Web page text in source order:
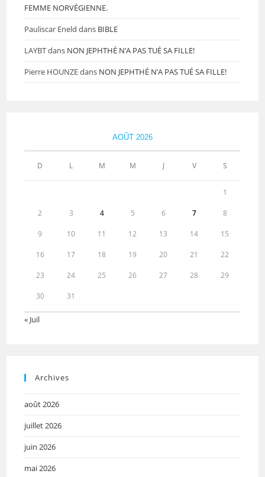
FEMME NORVÉGIENNE.
Pauliscar Eneld dans BIBLE
LAYBTdans NON JEPHTHÉ N’A PAS TUÉ SA FILLE!
Pierre HOUNZEdans NON JEPHTHÉ N’A PAS TUÉ SA FILLE!
AOÛT 2026
D L M M J V S
1
2 3 4 5 6 7 8
9 10 11 12 13 14 15
16 17 18 19 20 21 22
23 24 25 26 27 28 29
30 31
« Juil
Archives
août 2026
juillet 2026
juin 2026
mai 2026